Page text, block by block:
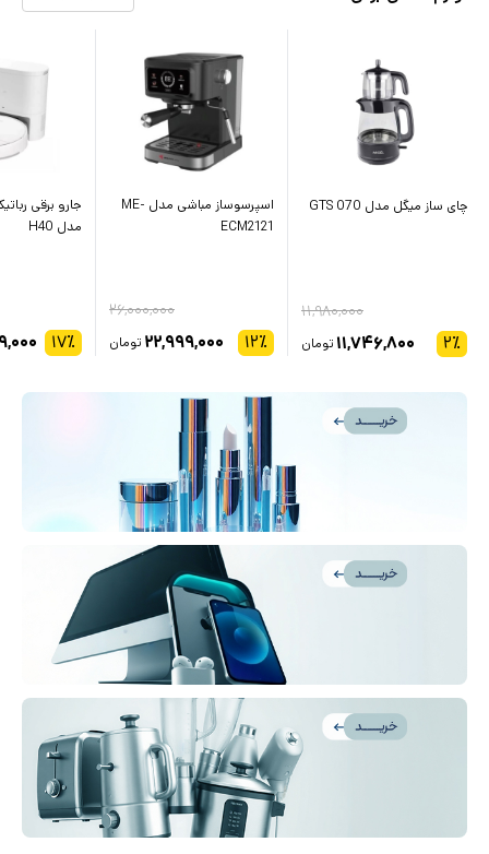
چای ساز میگل مدل GTS 070
۲٪
۱۱,۹۸۰,۰۰۰
۱۱,۷۴۶,۸۰۰ تومان
اسپرسوساز مباشی مدل ME-
ECM2121
۱۲٪
۲۶,۰۰۰,۰۰۰
۲۲,۹۹۹,۰۰۰ تومان
جارو برقی
مدل H40
۱۷٪